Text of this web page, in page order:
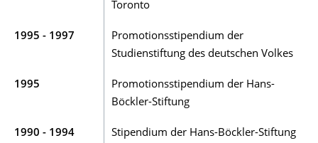
Toronto
1995 - 1997
Promotionsstipendium der
Studienstiftung des deutschen Volkes
1995
Promotionsstipendium der Hans-
Böckler-Stiftung
1990 - 1994 Stipendium der Hans-Böckler-Stiftung